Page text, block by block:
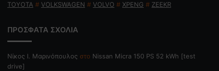
TOYOTA # VOLKSWAGEN # VOLVO # XPENG # ZEEKR
ΠΡΟΣΦΑΤΑ ΣΧΟΛΙΑ
Nίκος Ι. Mαρινόπουλος στο Nissan Micra 150 PS 52 kWh [test
drive]